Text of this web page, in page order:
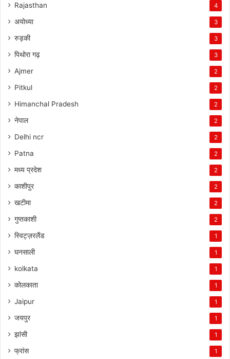
Rajasthan 4
अयोध्या 3
रुड़की 3
पिथोरा गढ़ 3
Ajmer 2
Pitkul 2
Himanchal Pradesh 2
नेपाल 2
Delhi ncr 2
Patna 2
मध्य प्रदेश 2
काशीपुर 2
खटीमा 2
गुप्तकाशी 2
स्विट्ज़रलैंड 1
घनसाली 1
kolkata 1
कोलकाता 1
Jaipur 1
जयपुर 1
झांसी 1
फ्रांस 1